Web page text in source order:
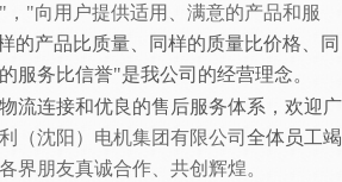
"向用户提供适用、满意的产品和服
的产品比质量、同样的质量比价格、同
服务比信誉"是我公司的经营理念。
连接和优良的售后服务体系， 欢迎广
（沈阳）电机集团有限公司 全体员工竭
界朋友真诚合作、共创辉煌。